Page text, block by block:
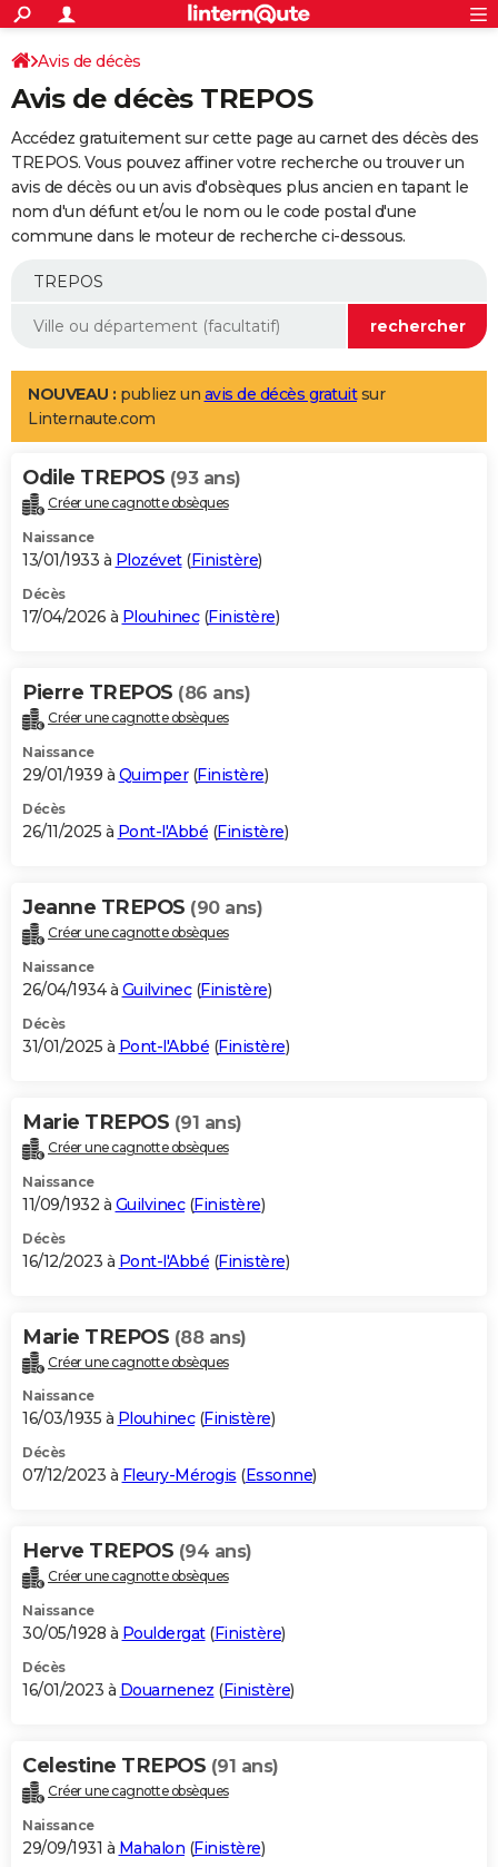
ACTUALITÉS
Politique
Société
Faits Divers
Education
Monde
Villes
+
SPORT
Coupe du monde 2026
Football
Tennis
Cyclisme
Rugby
Forum
Programme TV
TNT
Streaming
Cinéma
Sorties cinéma
Musique
+
FINANCE
Retraite
Epargne
Immobilier
Risques naturels par ville
Banque
Assurance
AUTO
Essais
Réserver un essai
Citadines
Berlines
SUV
Forum auto
+
Mobiles
Meilleur smartphone
Internet
Ordinateurs
Jeux vidéo
Guide high-tech
Aménagement intérieur
LIFESTYLE
Art de vivre
Bien-être
Loisirs
Mode
Modes de vie
Alimentation
Guide de la santé
Maladies
Médicaments
Sommeil
VOYAGE
Destinations
City break
Voyage nature
Voyage de noces
Forum
Climat
+PHOTO
GUIDES D'ACHAT
BONS PLANS
Carte de Noël
Carte Bonne année
Carte Saint-Valentin
Carte Pâques
Carte d'anniversaire
DICTIONNAIRE
Dictionnaire
Biographies
Citations
Expressions
Proverbes
PROGRAMME TV
S'inscrire
Se connecter
Lycées
Collèges
Primaires
Universités
Entreprises
Service militaire
Avis de recherche
AVIS DE DÉCÈS
Bricolage
Lifestyle
Culture
Sport
Auto
Television
Voyage
Cinema
Avis de décès
Avis de décès TREPOS
Accédez gratuitement sur cette page au carnet des décès des
TREPOS. Vous pouvez affiner votre recherche ou trouver un
avis de décès ou un avis d'obsèques plus ancien en tapant le
nom d'un défunt et/ou le nom ou le code postal d'une
commune dans le moteur de recherche ci-dessous.
NOUVEAU : publiez un avis de décès gratuitsur
Linternaute.com
Odile TREPOS (93 ans)
Créer une cagnotte obsèques
Naissance
13/01/1933 à Plozévet(Finistère)
Décès
17/04/2026 à Plouhinec(Finistère)
Pierre TREPOS (86 ans)
Créer une cagnotte obsèques
Naissance
29/01/1939 à Quimper(Finistère)
Décès
26/11/2025 à Pont-l'Abbé (Finistère)
Jeanne TREPOS (90 ans)
Créer une cagnotte obsèques
Naissance
26/04/1934 à Guilvinec(Finistère)
Décès
31/01/2025 à Pont-l'Abbé (Finistère)
Marie TREPOS (91 ans)
Créer une cagnotte obsèques
Naissance
11/09/1932 à Guilvinec(Finistère)
Décès
16/12/2023 à Pont-l'Abbé (Finistère)
Marie TREPOS (88 ans)
Créer une cagnotte obsèques
Naissance
16/03/1935 à Plouhinec(Finistère)
Décès
07/12/2023 à Fleury-Mérogis (Essonne)
Herve TREPOS (94 ans)
Créer une cagnotte obsèques
Naissance
30/05/1928 à Pouldergat(Finistère)
Décès
16/01/2023 à Douarnenez (Finistère)
Celestine TREPOS (91 ans)
Créer une cagnotte obsèques
Naissance
29/09/1931 à Mahalon (Finistère)